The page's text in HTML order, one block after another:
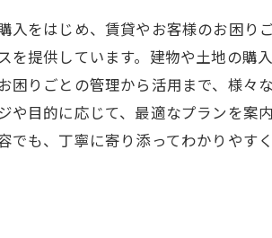
入をはじめ、賃貸やお客様のお困り
を提供しています。建物や土地の購
困りごとの管理から活用まで、様々
や目的に応じて、最適なプランを案
でも、丁寧に寄り添ってわかりやす